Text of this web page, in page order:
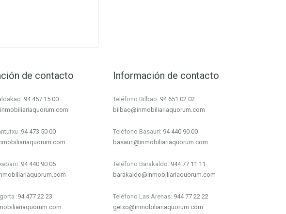
de contacto
94 457 15 00
:94 473 50 00
:94 440 90 05
:94 477 22 23
Información de contacto
Teléfono Bilbao: 94 651 02 02
bilbao@inmobiliariaquorum.com
Teléfono Basauri: 94 440 90 00
basauri@inmobiliariaquorum.com
Teléfono Barakaldo: 944 77 11 11
barakaldo@inmobiliariaquorum.com
Teléfono Las Arenas: 944 77 22 22
getxo@inmobiliariaquorum.com